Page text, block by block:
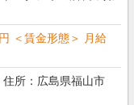
＜賃金形態＞ 月給
所：広島県福山市